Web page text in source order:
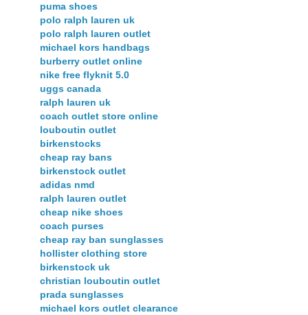
puma shoes
polo ralph lauren uk
polo ralph lauren outlet
michael kors handbags
burberry outlet online
nike free flyknit 5.0
uggs canada
ralph lauren uk
coach outlet store online
louboutin outlet
birkenstocks
cheap ray bans
birkenstock outlet
adidas nmd
ralph lauren outlet
cheap nike shoes
coach purses
cheap ray ban sunglasses
hollister clothing store
birkenstock uk
christian louboutin outlet
prada sunglasses
michael kors outlet clearance